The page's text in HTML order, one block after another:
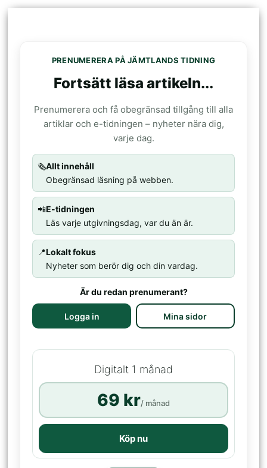
PRENUMERERA PÅ JÄMTLANDS TIDNING
Fortsätt läsa artikeln...
Prenumerera och få obegränsad tillgång till alla
artiklar och e-tidningen – nyheter nära dig,
varje dag.
🗞️Allt innehåll
Obegränsad läsning på webben.
📲E-tidningen
Läs varje utgivningsdag, var du än är.
📍Lokalt fokus
Nyheter som berör dig och din vardag.
Är du redan prenumerant?
Logga in Mina sidor
Digitalt 1 månad
69 kr/ månad
Köp nu